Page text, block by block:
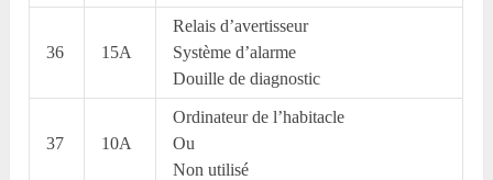
36 15A
Relais d’avertisseur
Système d’alarme
Douille de diagnostic
37 10A
Ordinateur de l’habitacle
Ou
Non utilisé